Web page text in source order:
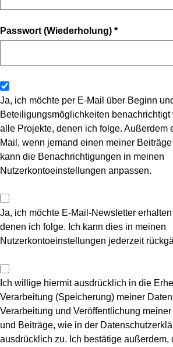
Passwort (Wiederholung) *
Ja, ich möchte per E-Mail über Beginn
Beteiligungsmöglichkeiten
alle Projekte, denen ich folge. Außerdem
Mail, wenn jemand einen meiner
kann die Benachrichtigungen in meinen
Nutzerkontoeinstellungen anpassen.
Ja, ich möchte E-Mail-Newsletter
denen ich folge. Ich kann dies in meinen
Nutzerkontoeinstellungen jederzeit
Ich willige hiermit ausdrücklich in die
Verarbeitung (Speicherung) meiner
Verarbeitung und Veröffentlichung
und Beiträge, wie in der
ausdrücklich zu. Ich bestätige außerdem,